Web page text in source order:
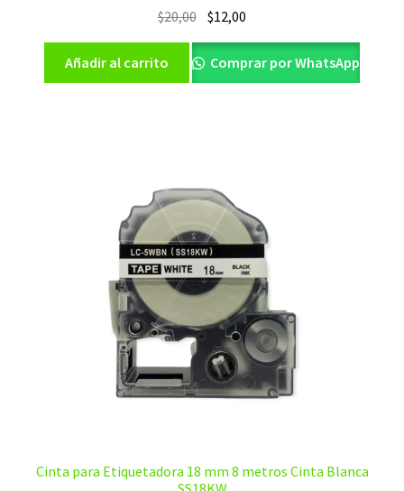
$20,00 El
precio
original
era:
$12,00
precio
actual
es:
Añadir al carrito Comprar por WhatsApp
Cinta para Etiquetadora 18 mm 8 metros Cinta Blanca